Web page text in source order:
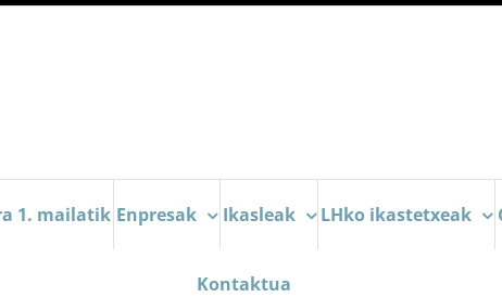
1. mailatik Enpresak Ikasleak LHko ikastetxeak
Kontaktua